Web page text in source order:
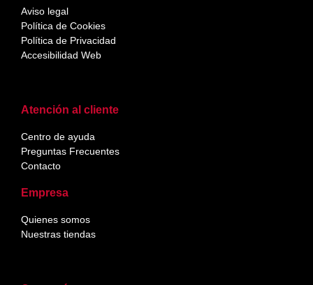
Atención al cliente
Centro de ayuda
Preguntas Frecuentes
Contacto
Empresa
Quienes somos
Nuestras tiendas
Aviso legal
Política de Cookies
Política de Privacidad
Accesibilidad Web